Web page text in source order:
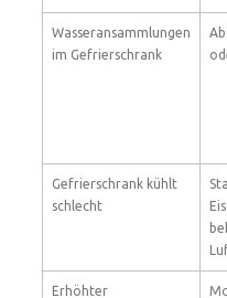
Wasseransammlungen
im Gefrierschrank
Gefrierschrank kühlt
schlecht
Erhöhter